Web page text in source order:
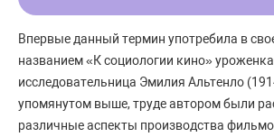
Впервые данный термин употребила в
названием «К социологии кино»
исследовательница Эмилия Альтенло
упомянутом выше, труде автором были
различные аспекты производства